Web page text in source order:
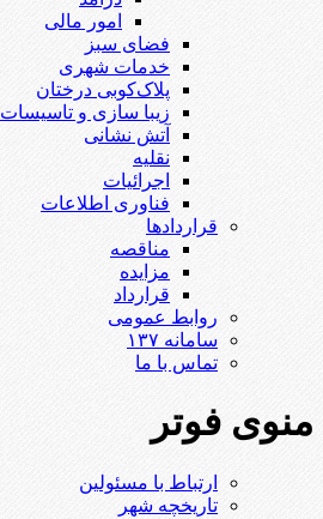
امور مالی
فضای سبز
خدمات شهری
پلاک‌کوبی درختان
زیبا سازی و تاسیسات
آتش نشانی
نقلیه
اجرائیات
فناوری اطلاعات
قراردادها
مناقصه
مزایده
قرارداد
روابط عمومی
سامانه ۱۳۷
تماس با ما
منوی فوتر
ارتباط با مسئولین
تاریخچه شهر